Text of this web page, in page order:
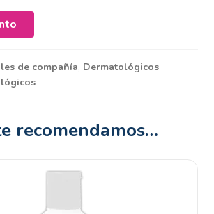
de compañía, Dermatológicos
recomendamos…